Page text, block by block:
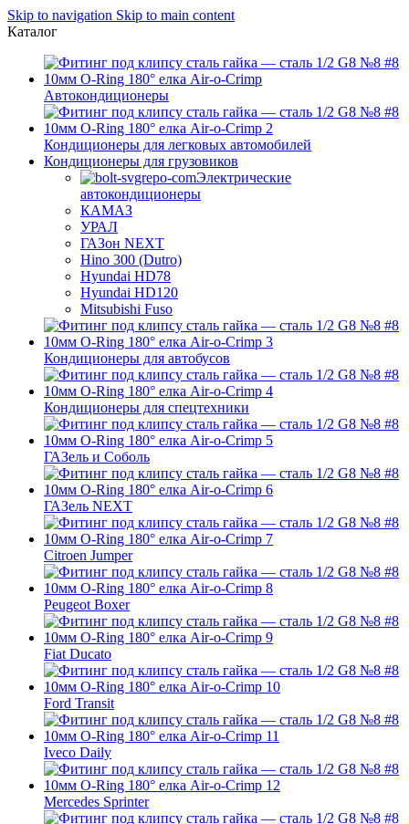
Skip to navigation Skip to main content
Каталог
Автокондиционеры
Кондиционеры для легковых автомобилей
Кондиционеры для грузовиков
Электрические
автокондиционеры
КАМАЗ
УРАЛ
ГАЗон NEXT
Hino 300 (Dutro)
Hyundai HD78
Hyundai HD120
Mitsubishi Fuso
Кондиционеры для автобусов
Кондиционеры для спецтехники
ГАЗель и Соболь
ГАЗель NEXT
Citroen Jumper
Peugeot Boxer
Fiat Ducato
Ford Transit
Iveco Daily
Mercedes Sprinter